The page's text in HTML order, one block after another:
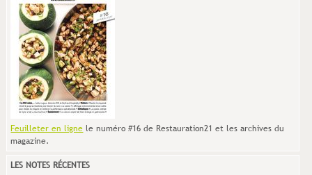
Feuilleter en ligne le numéro #16 de Restauration21 et les archives du
magazine.
LES NOTES RÉCENTES